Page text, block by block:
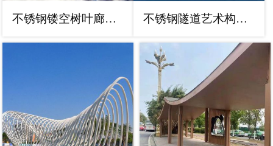
不锈钢镂空树叶廊架雕塑制作 不锈钢隧道艺术构件廊架雕塑